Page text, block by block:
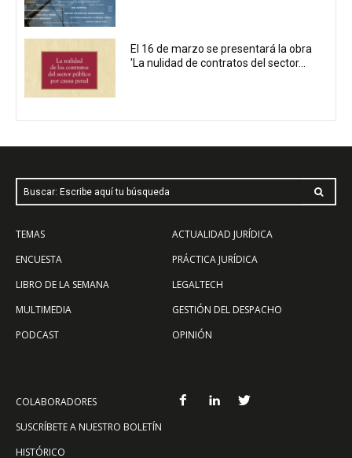
El 16 de marzo se presentará la obra
'La nulidad de contratos del sector...
Buscar: Escribe aquí tu búsqueda
TEMAS
ENCUESTA
LIBRO DE LA SEMANA
MULTIMEDIA
PODCAST
ACTUALIDAD JURÍDICA
PRÁCTICA JURÍDICA
LEGALTECH
GESTIÓN DEL DESPACHO
OPINIÓN
COLABORADORES
SUSCRÍBETE A NUESTRO BOLETÍN
HISTÓRICO